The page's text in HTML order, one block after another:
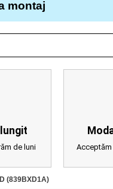
montaj
de luni
Acceptăm
(839BXD1A)